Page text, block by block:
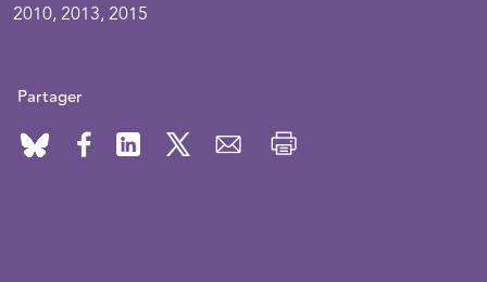
2010, 2013, 2015
Partager